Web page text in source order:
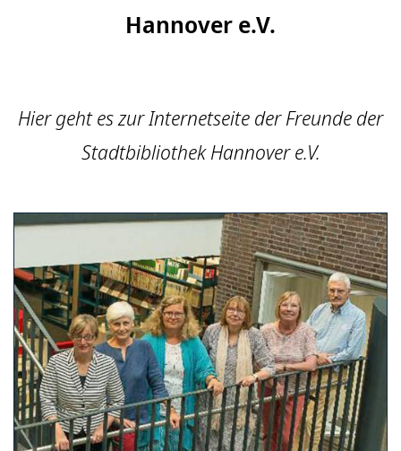
Hannover e.V.
Hier geht es zur Internetseite der Freunde der
Stadtbibliothek Hannover e.V.